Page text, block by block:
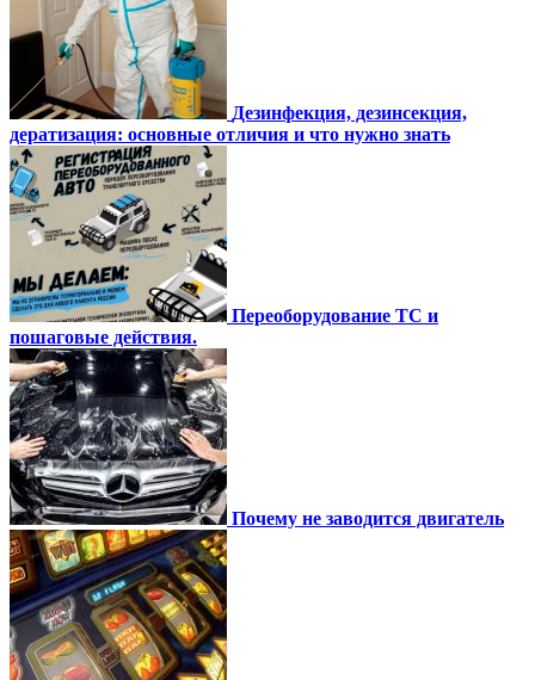
Дезинфекция, дезинсекция,
дератизация: основные отличия и что нужно знать
Переоборудование ТС и
пошаговые действия.
Почему не заводится двигатель